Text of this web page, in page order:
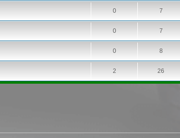
0 7
0 7
0 8
2 26